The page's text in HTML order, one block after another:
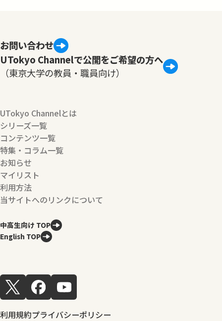
お問い合わせ
UTokyo Channelで公開をご希望の方へ
（東京大学の教員・職員向け）
UTokyo Channelとは
シリーズ一覧
コンテンツ一覧
特集・コラム一覧
お知らせ
マイリスト
利用方法
当サイトへのリンクについて
中高生向け TOP
English TOP
利用規約プライバシーポリシー